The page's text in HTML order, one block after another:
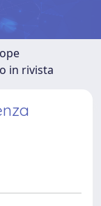
in rivista